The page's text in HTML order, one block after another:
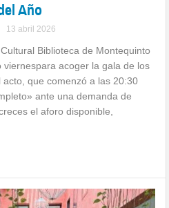
Año
13 abril 2026
Biblioteca de Montequinto
acoger la gala de los
que comenzó a las 20:30
ante una demanda de
el aforo disponible,